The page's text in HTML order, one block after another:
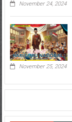
November 24, 2024
November 25, 2024